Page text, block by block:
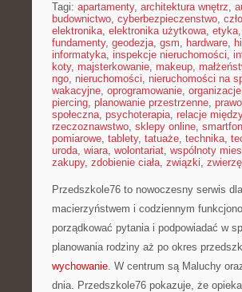
Tagi: apartamenty, architektura wnętrz,
budownictwo, cyberbezpieczenstwo,
elektronika, elektronika użytkowa, etyka,
fundamenty, geodezja, gsm, hardware,
informatyka, inspekcje nieruchomości,
koty, majsterkowanie, makeup,
ngo, nieruchomości, nieruchomości na
wakacyjne, oprogramowanie,
piercing, planowanie przestrzenne,
społeczna, psychoterapia, relacje
rzeczoznawstwo, sklepy online,
pomiarowe, tablety, tatuaże, technika,
uroda, wiara, wolontariat, wspólnoty
zakupy, zdobienie ciała, związki,
Przedszkole76 to nowoczesny serwis
macierzyństwem i codziennym
porządkować pytania i podpowiadać w
planowania rodziny aż po okres
wychowanie. W centrum są Maluchy
dnia. Przedszkole76 pokazuje, że